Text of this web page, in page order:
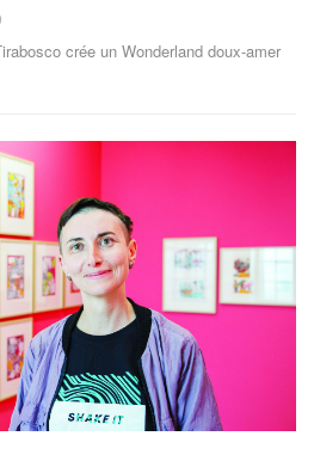
crée un Wonderland doux-amer